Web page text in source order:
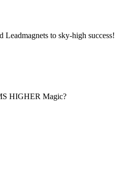
Leadmagnets to sky-high success!
HIGHER Magic?